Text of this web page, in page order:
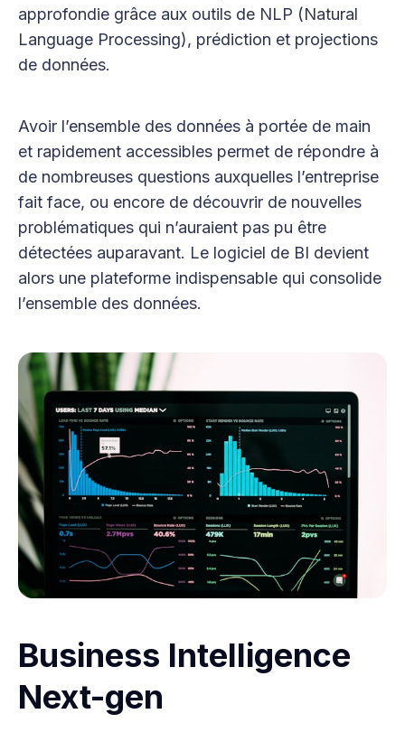
approfondie grâce aux outils de NLP (Natural
Language Processing), prédiction et projections
de données.
Avoir l’ensemble des données à portée de main
et rapidement accessibles permet de répondre à
de nombreuses questions auxquelles l’entreprise
fait face, ou encore de découvrir de nouvelles
problématiques qui n’auraient pas pu être
détectées auparavant. Le logiciel de BI devient
alors une plateforme indispensable qui consolide
l’ensemble des données.
Business Intelligence
Next-gen